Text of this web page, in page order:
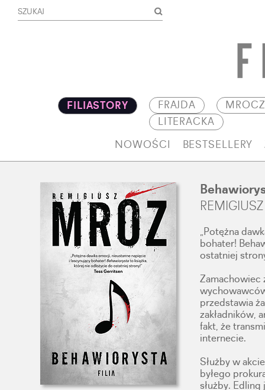
FILIASTORY FRAJDA
LITERACKA
NOWOŚCI BESTSELLERY
„Potężna
bohater!
ostatniej
Zamachowiec
przedstawia
zakładników,
fakt, że
internecie.
Służby w
byłego
służby. Edling